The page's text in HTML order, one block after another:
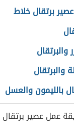
برتقال خلاط
والبرتقال
بالليمون والعسل